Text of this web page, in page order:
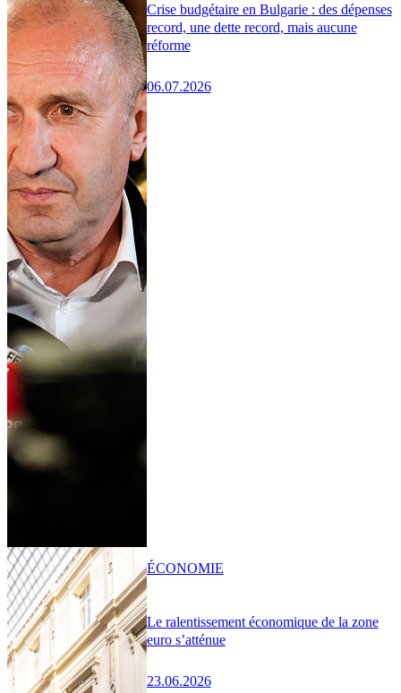
Crise budgétaire en Bulgarie : des dépenses
record, une dette record, mais aucune
réforme
06.07.2026
Le ralentissement économique de la zone
euro s’atténue
23.06.2026
ÉCONOMIE